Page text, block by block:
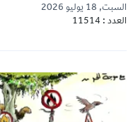
السبت, 18 يوليو 2026
العدد : 11514